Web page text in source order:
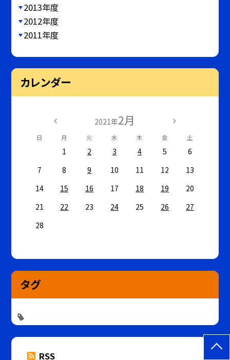
2013年度
2012年度
2011年度
カレンダー
2021年2月
日 月 火 水 木 金 土
1 2 3 4 5
6
7
8 9 10 11 12
13
14
15 16 17 18 19
20
21
22 23 24 25 26
27
28
タグ
RSS